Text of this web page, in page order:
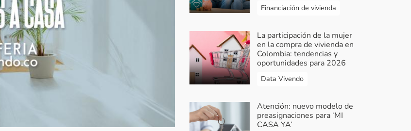
Financiación de vivienda
La participación de la mujer
en la compra de vivienda en
Colombia: tendencias y
oportunidades para 2026
Data Vivendo
Atención: nuevo modelo de
preasignaciones para ‘MI
CASA YA’